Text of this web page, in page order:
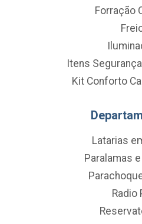
Forração
Itens
Kit Conforto
Latarias
Paralamas
Radio